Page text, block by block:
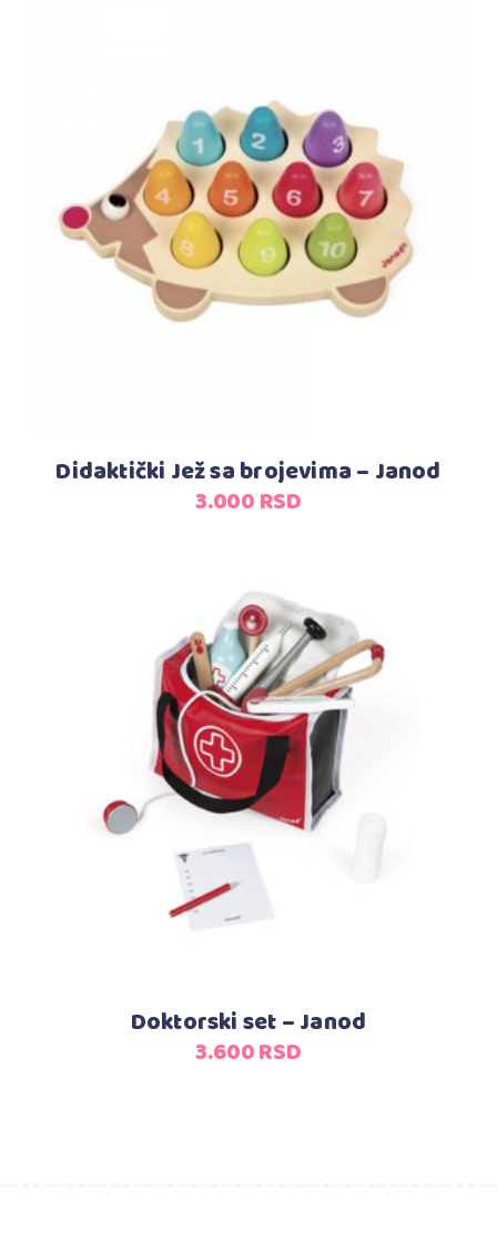
Dodaj u korpu
Didaktički Jež sa brojevima – Janod
3.000RSD
Dodaj u korpu
Doktorski set – Janod
3.600RSD